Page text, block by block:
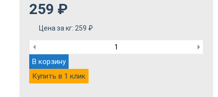
259 ₽
Цена за кг: 259 ₽
В корзину
Купить в 1 клик